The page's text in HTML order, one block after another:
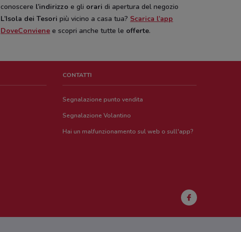
conoscere l’indirizzo e gli orari di apertura del negozio
L’Isola dei Tesori più vicino a casa tua? Scarica l’app
DoveConviene e scopri anche tutte le offerte.
CONTATTI
Segnalazione punto vendita
Segnalazione Volantino
Hai un malfunzionamento sul web o sull'app?